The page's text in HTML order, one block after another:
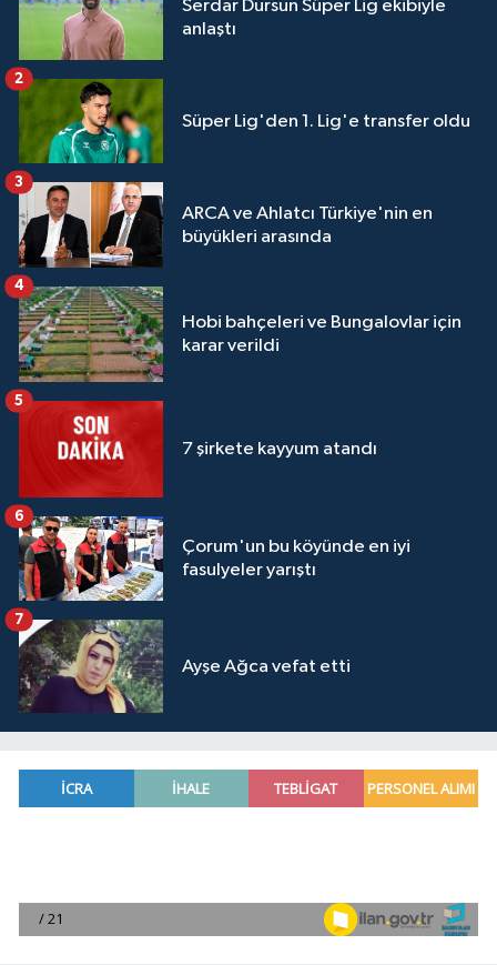
Serdar Dursun Süper Lig ekibiyle
anlaştı
Süper Lig'den 1. Lig'e transfer oldu
2
ARCA ve Ahlatcı Türkiye'nin en
büyükleri arasında
3
Hobi bahçeleri ve Bungalovlar için
karar verildi
4
7 şirkete kayyum atandı
5
Çorum'un bu köyünde en iyi
fasulyeler yarıştı
6
Ayşe Ağca vefat etti
7